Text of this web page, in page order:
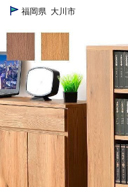
TOP
福岡県 大川市